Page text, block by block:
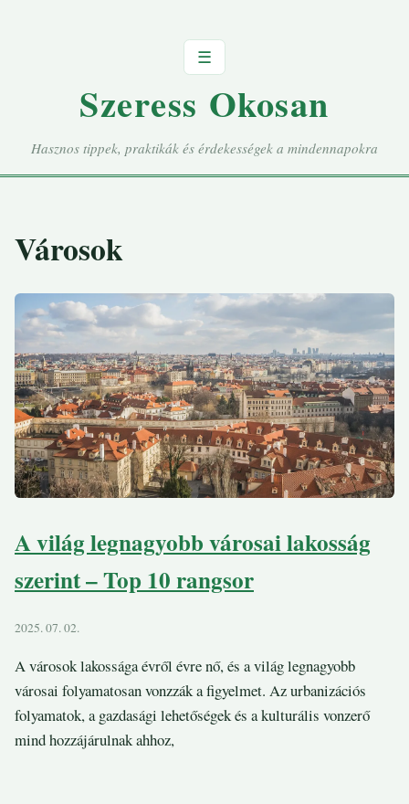
☰
Szeress Okosan
Hasznos tippek, praktikák és érdekességek a mindennapokra
Városok
A világ legnagyobb városai lakosság
szerint – Top 10 rangsor
2025. 07. 02.
A városok lakossága évről évre nő, és a világ legnagyobb
városai folyamatosan vonzzák a figyelmet. Az urbanizációs
folyamatok, a gazdasági lehetőségek és a kulturális vonzerő
mind hozzájárulnak ahhoz,